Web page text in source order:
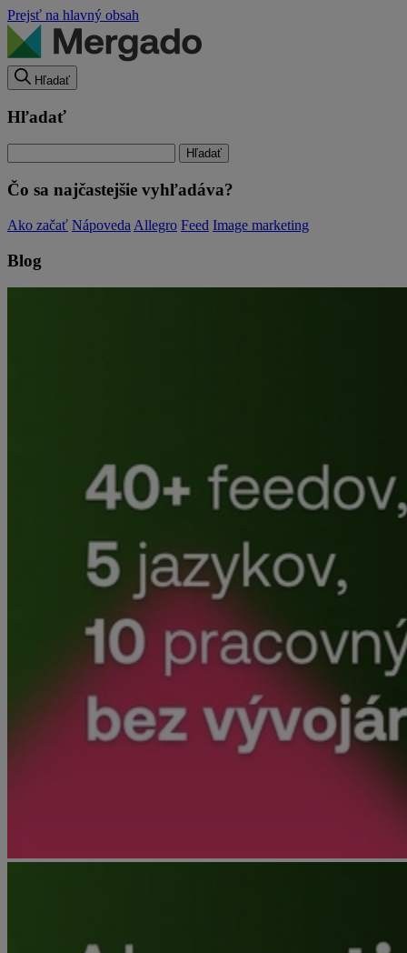
Prejsť na hlavný obsah
Hľadať
Hľadať
Čo sa najčastejšie vyhľadáva?
Ako začať Nápoveda Allegro Feed Image marketing
Blog